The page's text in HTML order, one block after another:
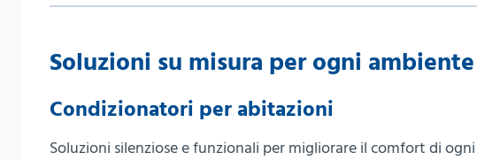
Soluzioni su misura per ogni ambiente
Condizionatori per abitazioni
Soluzioni silenziose e funzionali per migliorare il comfort di